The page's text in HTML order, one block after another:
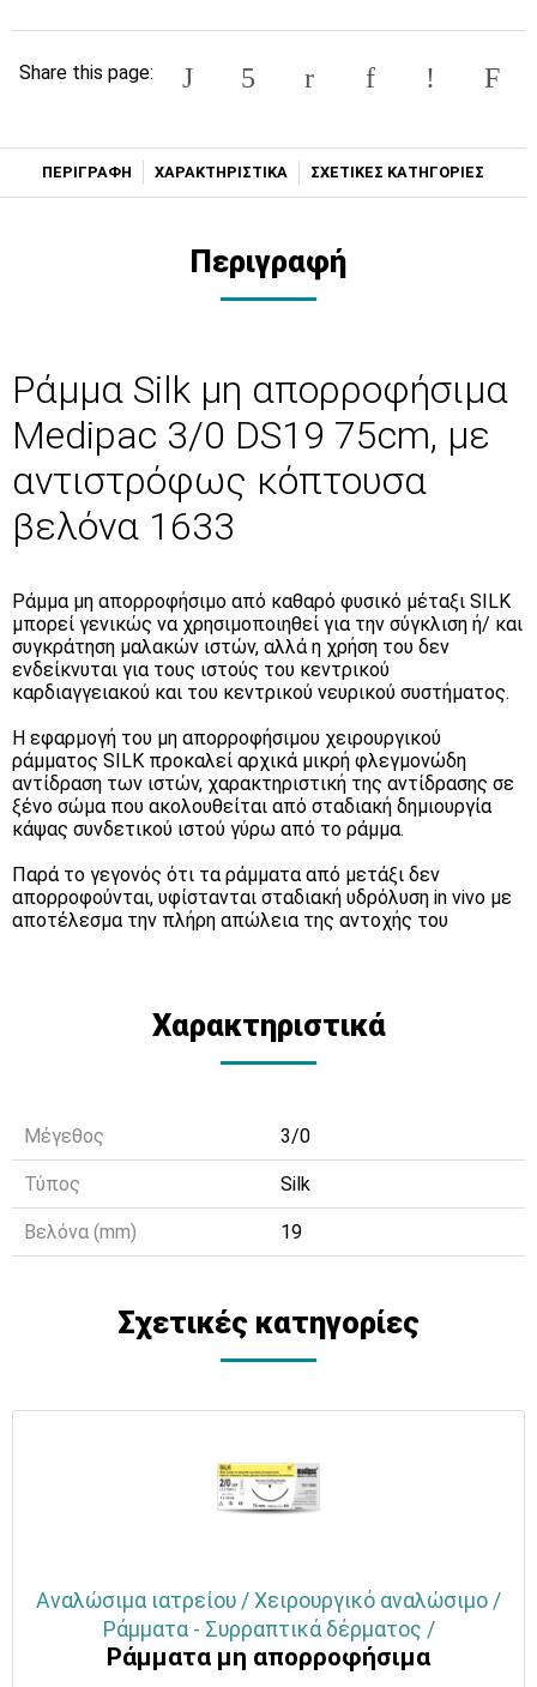
Share this page:
ΠΕΡΙΓΡΑΦΗ ΧΑΡΑΚΤΗΡΙΣΤΙΚΑ ΣΧΕΤΙΚΕΣ ΚΑΤΗΓΟΡΙΕΣ
Περιγραφή
Ράμμα Silk μη απορροφήσιμα
Medipac 3/0 DS19 75cm, με
αντιστρόφως κόπτουσα
βελόνα 1633
Ράμμα μη απορροφήσιμο από καθαρό φυσικό μέταξι SILK
μπορεί γενικώς να χρησιμοποιηθεί για την σύγκλιση ή/ και
συγκράτηση μαλακών ιστών, αλλά η χρήση του δεν
ενδείκνυται για τους ιστούς του κεντρικού
καρδιαγγειακού και του κεντρικού νευρικού συστήματος.
Η εφαρμογή του μη απορροφήσιμου χειρουργικού
ράμματος SILK προκαλεί αρχικά μικρή φλεγμονώδη
αντίδραση των ιστών, χαρακτηριστική της αντίδρασης σε
ξένο σώμα που ακολουθείται από σταδιακή δημιουργία
κάψας συνδετικού ιστού γύρω από το ράμμα.
Παρά το γεγονός ότι τα ράμματα από μετάξι δεν
απορροφούνται, υφίστανται σταδιακή υδρόλυση in vivo με
αποτέλεσμα την πλήρη απώλεια της αντοχής του
Χαρακτηριστικά
Μέγεθος 3/0
Τύπος Silk
Βελόνα (mm) 19
Σχετικές κατηγορίες
Αναλώσιμα ιατρείου / Χειρουργικό αναλώσιμο /
Ράμματα - Συρραπτικά δέρματος /
Ράμματα μη απορροφήσιμα